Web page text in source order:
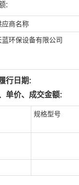
:
应商名称
蓝环保设备有限公司
行日期:
单价、成交金额:
规格型号